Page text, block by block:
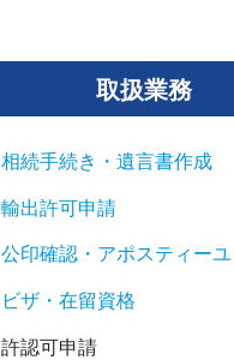
取扱業務
相続手続き・遺言書作成
輸出許可申請
公印確認・アポスティーユ
ビザ・在留資格
許認可申請